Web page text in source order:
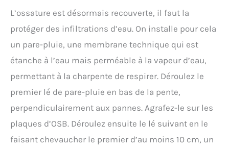
L’ossature est désormais recouverte, il faut la
protéger des infiltrations d’eau. On installe pour cela
un pare-pluie, une membrane technique qui est
étanche à l’eau mais perméable à la vapeur d’eau,
permettant à la charpente de respirer. Déroulez le
premier lé de pare-pluie en bas de la pente,
perpendiculairement aux pannes. Agrafez-le sur les
plaques d’OSB. Déroulez ensuite le lé suivant en le
faisant chevaucher le premier d’au moins 10 cm, un